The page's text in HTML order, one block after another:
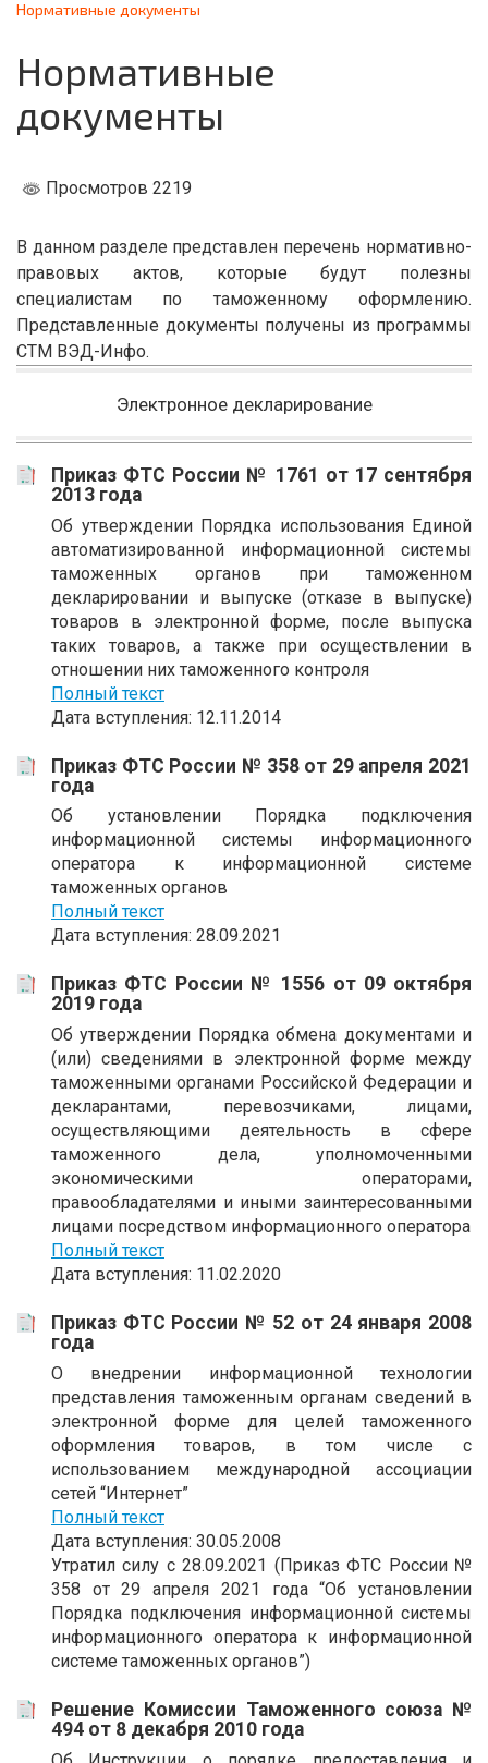
Нормативные документы
Нормативные
документы
Просмотров 2219
В данном разделе представлен перечень нормативно-
правовых актов, которые будут полезны
специалистам по таможенному оформлению.
Представленные документы получены из программы
СТМ ВЭД-Инфо.
Электронное декларирование
Приказ ФТС России № 1761 от 17 сентября
2013 года
Об утверждении Порядка использования Единой
автоматизированной информационной системы
таможенных органов при таможенном
декларировании и выпуске (отказе в выпуске)
товаров в электронной форме, после выпуска
таких товаров, а также при осуществлении в
отношении них таможенного контроля
Полный текст
Дата вступления: 12.11.2014
Приказ ФТС России № 358 от 29 апреля 2021
года
Об установлении Порядка подключения
информационной системы информационного
оператора к информационной системе
таможенных органов
Полный текст
Дата вступления: 28.09.2021
Приказ ФТС России № 1556 от 09 октября
2019 года
Об утверждении Порядка обмена документами и
(или) сведениями в электронной форме между
таможенными органами Российской Федерации и
декларантами, перевозчиками, лицами,
осуществляющими деятельность в сфере
таможенного дела, уполномоченными
экономическими операторами,
правообладателями и иными заинтересованными
лицами посредством информационного оператора
Полный текст
Дата вступления: 11.02.2020
Приказ ФТС России № 52 от 24 января 2008
года
О внедрении информационной технологии
представления таможенным органам сведений в
электронной форме для целей таможенного
оформления товаров, в том числе с
использованием международной ассоциации
сетей “Интернет”
Полный текст
Дата вступления: 30.05.2008
Утратил силу с 28.09.2021 (Приказ ФТС России №
358 от 29 апреля 2021 года “Об установлении
Порядка подключения информационной системы
информационного оператора к информационной
системе таможенных органов”)
Решение Комиссии Таможенного союза №
494 от 8 декабря 2010 года